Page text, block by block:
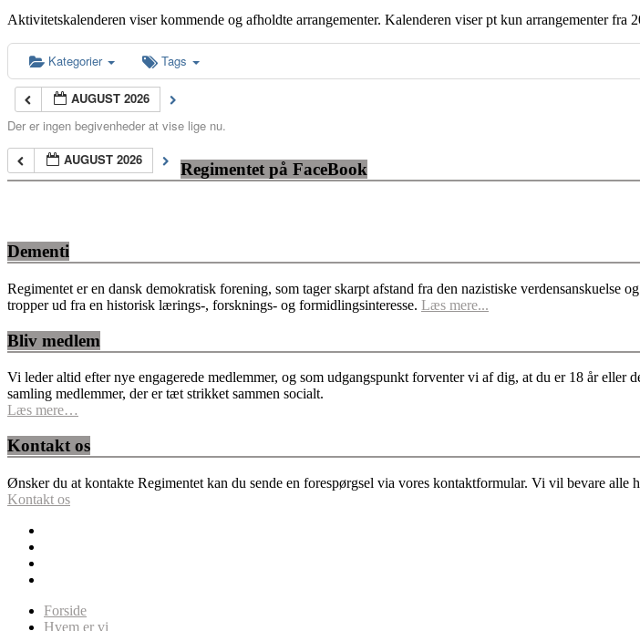
Aktivitetskalenderen viser kommende og afholdte arrangementer. Kalenderen viser pt kun arrangementer fra
Kategorier Tags
AUGUST 2026
Der er ingen begivenheder at vise lige nu.
AUGUST 2026
Regimentet på FaceBook
Dementi
Regimentet er en dansk demokratisk forening, som tager skarpt afstand fra den nazistiske
tropper ud fra en historisk lærings-, forsknings- og formidlingsinteresse. Læs mere...
Bliv medlem
Vi leder altid efter nye engagerede medlemmer, og som udgangspunkt forventer vi af dig, at du er 18 år
samling medlemmer, der er tæt strikket sammen socialt.
Læs mere…
Kontakt os
Ønsker du at kontakte Regimentet kan du sende en forespørgsel via vores kontaktformular. Vi vil bevare alle
Kontakt os
Forside
Hvem er vi